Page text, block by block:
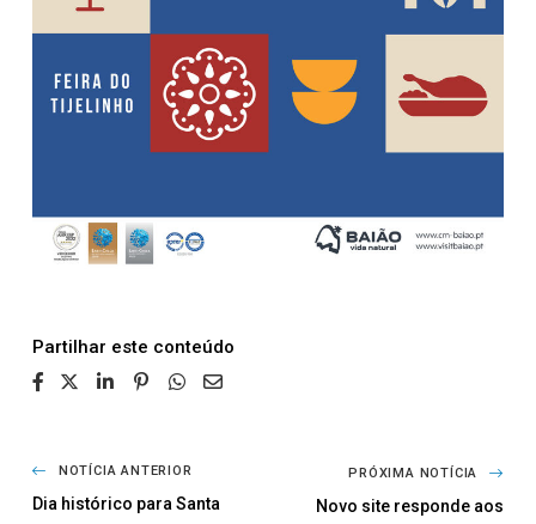
Partilhar
NOTÍCIA ANTERIOR
Dia histórico para Santa
PRÓXIMA NOTÍCIA
Novo site responde aos